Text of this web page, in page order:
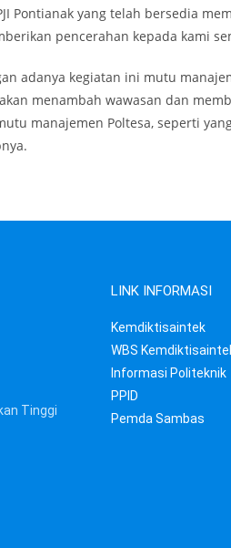
Pontianak yang telah bersedia
pencerahan kepada kami
adanya kegiatan ini mutu
menambah wawasan dan
manajemen Poltesa, seperti
Tinggi
LINK INFORMASI
Kemdiktisaintek
WBS
Informasi Politeknik
PPID
Pemda Sambas